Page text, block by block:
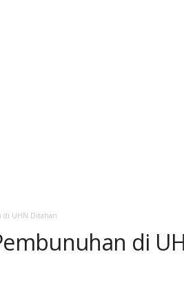
di UHN Ditahan
di